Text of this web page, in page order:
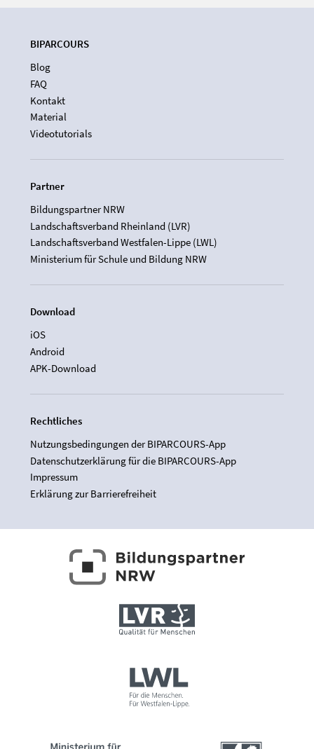
BIPARCOURS
Blog
FAQ
Kontakt
Material
Videotutorials
Partner
Bildungspartner NRW
Landschaftsverband Rheinland (LVR)
Landschaftsverband Westfalen-Lippe (LWL)
Ministerium für Schule und Bildung NRW
Download
iOS
Android
APK-Download
Rechtliches
Nutzungsbedingungen der BIPARCOURS-App
Datenschutzerklärung für die BIPARCOURS-App
Impressum
Erklärung zur Barrierefreiheit